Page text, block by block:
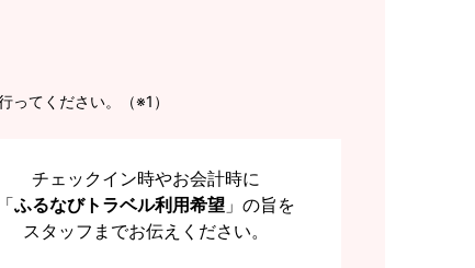
ってください。（※1）
チェックイン時やお会計時に
「ふるなびトラベル利用希望 」の旨を
スタッフまでお伝えください。